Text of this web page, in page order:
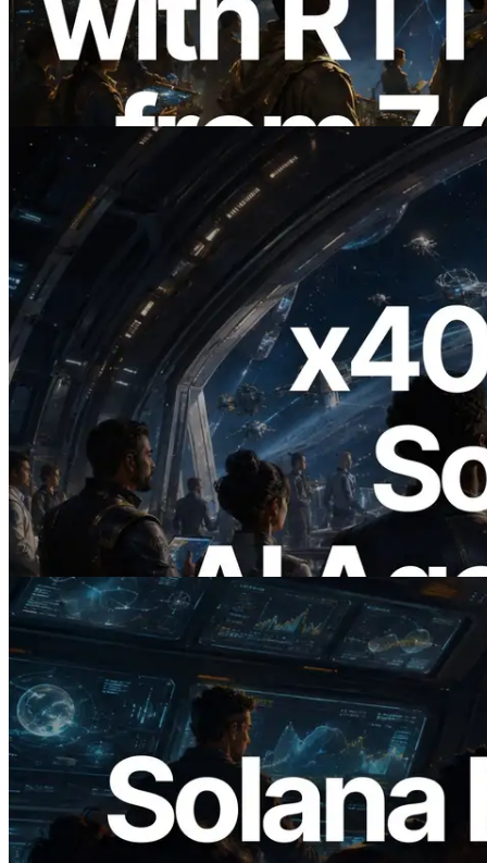
Solana con medición de ping desde 7
regiones globales — También se lanza la
Validators Information API
Leer este artículo
2026.07.04
ERPC lanza Solana RPC compatible con
x402 — La era en la que los agentes de IA
pagan bajo demanda por las API que
necesitan
Leer este artículo
2026.05.24